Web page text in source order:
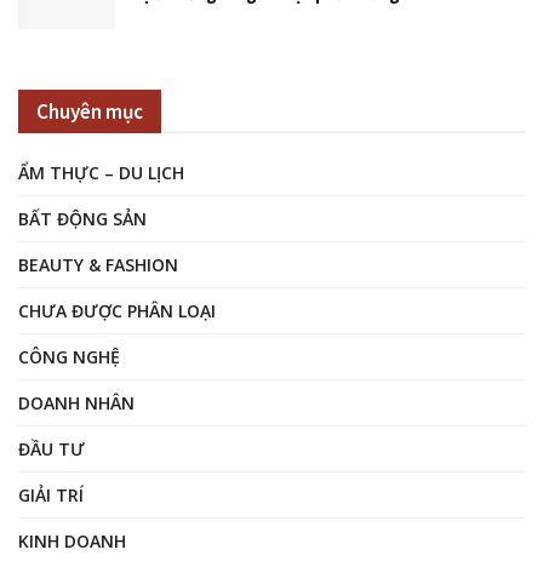
Chuyên mục
ẨM THỰC – DU LỊCH
BẤT ĐỘNG SẢN
BEAUTY & FASHION
CHƯA ĐƯỢC PHÂN LOẠI
CÔNG NGHỆ
DOANH NHÂN
ĐẦU TƯ
GIẢI TRÍ
KINH DOANH